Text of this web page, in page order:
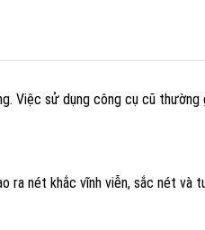
Việc sử dụng công cụ cũ thường
ra nét khắc vĩnh viễn, sắc nét và